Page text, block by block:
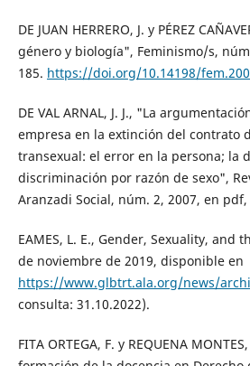
DE JUAN HERRERO, J. y PÉREZ
género y biología", Feminismo/s,
185. https://doi.org/10.14198/
DE VAL ARNAL, J. J., "La
empresa en la extinción del contrato
transexual: el error en la persona; la
discriminación por razón de sexo",
Aranzadi Social, núm. 2, 2007, en
EAMES, L. E., Gender, Sexuality, and
de noviembre de 2019, disponible en
https://www.glbtrt.ala.org/news/
consulta: 31.10.2022).
FITA ORTEGA, F. y REQUENA